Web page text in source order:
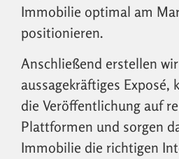
Immobilie optimal am
positionieren.
Anschließend erstellen
aussagekräftiges Exposé,
die Veröffentlichung auf
Plattformen und sorgen
Immobilie die richtigen